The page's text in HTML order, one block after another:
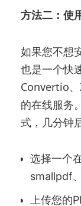
方法二：使
如果您不想
也是一个快
Convertio
的在线服务
式，几分钟
选择一个
smallpdf
上传您的